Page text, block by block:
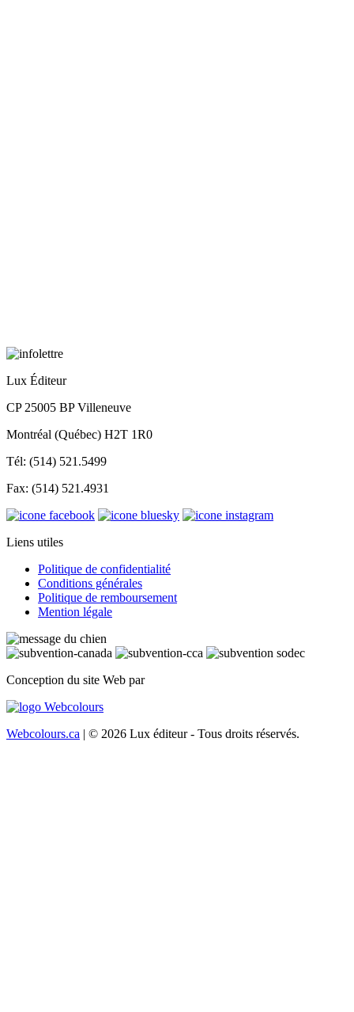
Lux Éditeur
CP 25005 BP Villeneuve
Montréal (Québec) H2T 1R0
Tél: (514) 521.5499
Fax: (514) 521.4931
Liens utiles
Politique de confidentialité
Conditions générales
Politique de remboursement
Mention légale
Conception du site Web par
Webcolours.ca | © 2026 Lux éditeur - Tous droits réservés.